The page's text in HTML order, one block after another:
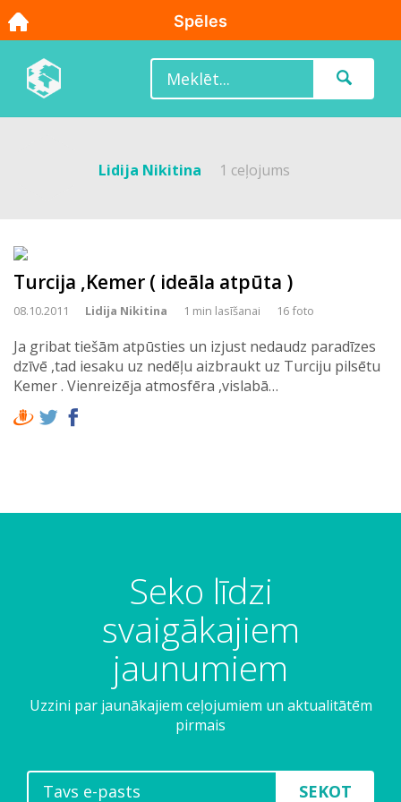
Lidija Nikitina 1 ceļojums
Turcija ,Kemer ( ideāla atpūta )
08.10.2011 Lidija Nikitina 1 min lasīšanai 16 foto
Ja gribat tiešām atpūsties un izjust nedaudz paradīzes
dzīvē ,tad iesaku uz nedēļu aizbraukt uz Turciju pilsētu
Kemer . Vienreizēja atmosfēra ,vislabā…
Seko līdzi
svaigākajiem
jaunumiem
Uzzini par jaunākajiem ceļojumiem un aktualitātēm
pirmais
SEKOT